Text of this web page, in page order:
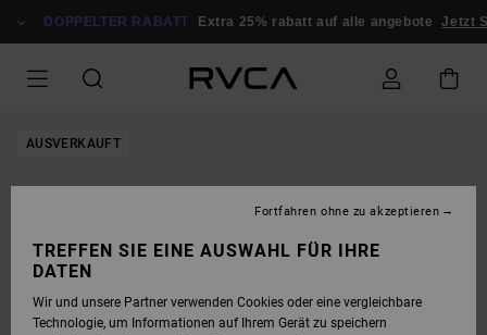
ZUR
DOPPELTER RABATT Extra 25% rabatt auf alle angebote Jetzt
AUSVERKAUFT
TREFFEN SIE EINE AUSWAHL FÜR IHRE
DATEN
Wir und unsere Partner verwenden Cookies oder eine vergleichbare
Technologie, um Informationen auf Ihrem Gerät zu speichern
Fortfahren ohne zu akzeptieren